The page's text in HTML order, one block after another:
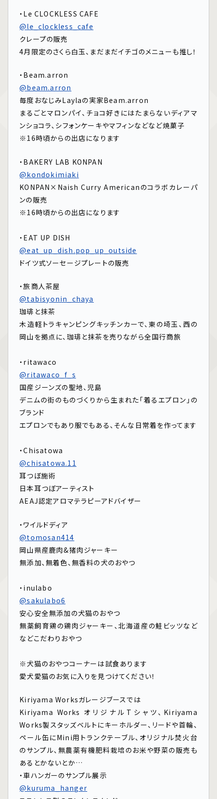
・Le CLOCKLESS CAFE
@le_clockless_cafe
クレープの販売
4月限定のさくら白玉、まだまだイチゴのメニューも推し！
・Beam.arron
@beam.arron
毎度おなじみLaylaの実家Beam.arron
まるごとマロンパイ、チョコ好きにはたまらないディアマ
ンショコラ、シフォンケーキやマフィンなどなど焼菓子
※16時頃からの出店になります
・BAKERY LAB KONPAN
@kondokimiaki
KONPAN×Naish Curry Americanのコラボカレーパ
ンの販売
※16時頃からの出店になります
・EAT UP DISH
@eat_up_dish.pop_up_outside
ドイツ式ソーセージプレートの販売
・旅商人茶屋
@tabisyonin_chaya
珈琲と抹茶
木造軽トラキャンピングキッチンカーで、東の埼玉、西の
岡山を拠点に、珈琲と抹茶を売りながら全国行商旅
・ritawaco
@ritawaco_f_s
国産ジーンズの聖地、児島
デニムの街のものづくりから生まれた｢着るエプロン｣の
ブランド
エプロンでもあり服でもある、そんな日常着を作ってます
・Chisatowa
@chisatowa.11
耳つぼ施術
日本耳つぼアーティスト
AEAJ認定アロマテラピーアドバイザー
・ワイルドディア
@tomosan414
岡山県産鹿肉&猪肉ジャーキー
無添加、無着色、無香料の犬のおやつ
・inulabo
@sakulabo6
安心安全無添加の犬猫のおやつ
無薬飼育鶏の鶏肉ジャーキー、北海道産の鮭ビッツなど
などこだわりおやつ
※犬猫のおやつコーナーは試食あります
愛犬愛猫のお気に入りを見つけてください！
Kiriyama Worksガレージブースでは
Kiriyama Works オリジナルTシャツ、Kiriyama
Works製スタッズベルトにキーホルダー、リードや首輪、
ペール缶にMini用トランクテーブル、オリジナル焚火台
のサンプル、無農薬有機肥料栽培のお米や野菜の販売も
あるとかないとか…
・車ハンガーのサンプル展示
@kuruma_hanger